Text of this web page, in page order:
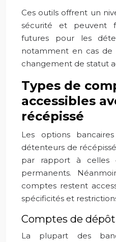
Ces outils offrent un
sécurité et peuvent
futures pour les
notamment en cas
changement de statut
Types de
accessibles
récépissé
Les options
détenteurs de
par rapport à celles
permanents.
comptes restent
spécificités et
Comptes de
La plupart des